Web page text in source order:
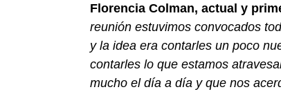
Florencia Colman, actual y
reunión estuvimos convocados
y la idea era contarles un poco
contarles lo que estamos
mucho el día a día y que nos